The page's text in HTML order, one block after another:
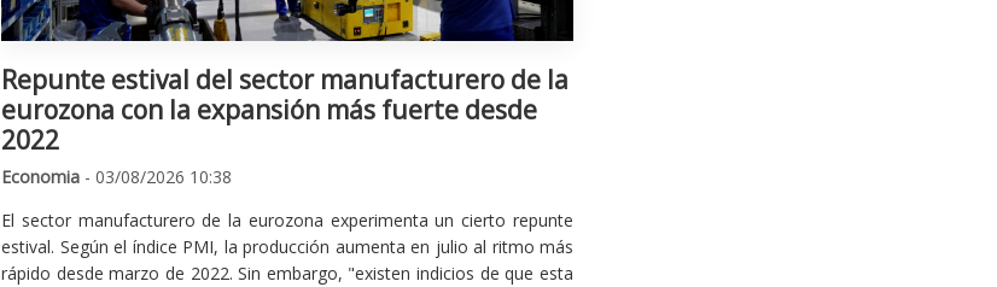
Repunte estival del sector manufacturero de la
eurozona con la expansión más fuerte desde
2022
Economia - 03/08/2026 10:38
El sector manufacturero de la eurozona experimenta un cierto repunte
estival. Según el índice PMI, la producción aumenta en julio al ritmo más
rápido desde marzo de 2022. Sin embargo, "existen indicios de que esta